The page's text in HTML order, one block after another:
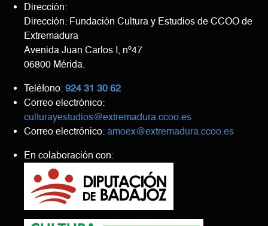
Dirección:
Dirección: Fundación Cultura y Estudios de CCOO de
Extremadura
Avenida Juan Carlos I, nº47
06800 Mérida.
Teléfono: 924 31 30 62
Correo electrónico:
culturayestudios@extremadura.ccoo.es
Correo electrónico: amoex@extremadura.ccoo.es
En colaboración con: